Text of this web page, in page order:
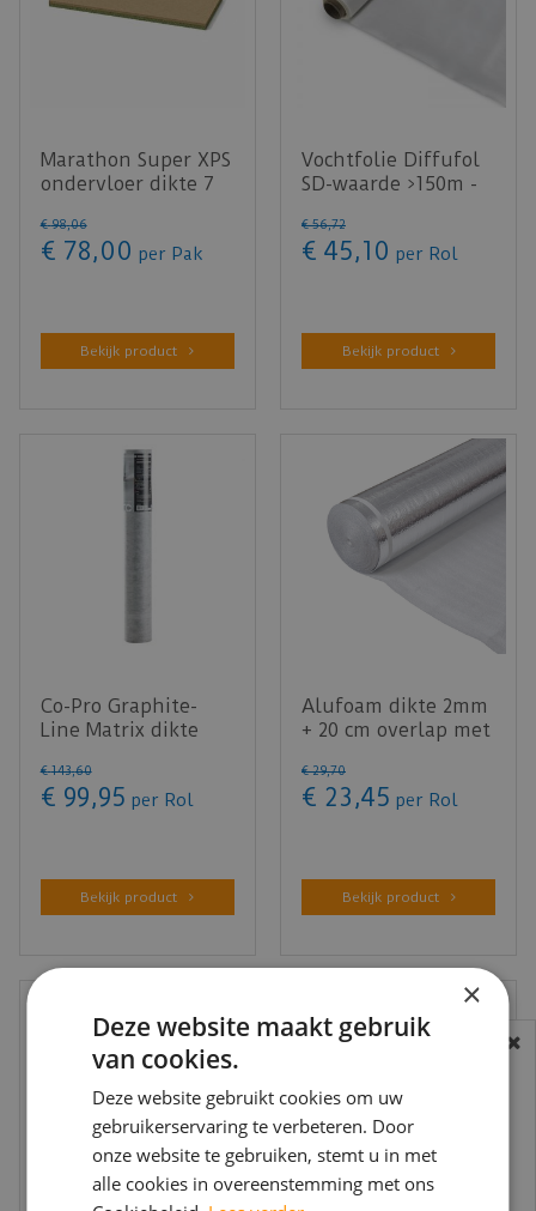
Marathon Super XPS
ondervloer dikte 7
5,31m²
€ 98,06
€ 78,00 per Pak
Bekijk product
Vochtfolie Diffufol
SD-waarde >150m -
€ 56,72
€ 45,10 per Rol
Bekijk product
Co-Pro Graphite-
Line Matrix dikte
€ 143,60
€ 99,95 per Rol
Bekijk product
Alufoam dikte 2mm
+ 20 cm overlap met
€ 29,70
€ 23 ,45 per Rol
Bekijk product
BEREIKBAARHEID
In verband met de vakantie periode zijn wij
t/m 14 augustus telefonisch helaas niet
bereikbaar.
Bestelling worden uiteraard verwerkt
×
Deze website maakt gebruik
van cookies.
Deze website gebruikt cookies om uw
gebruikerservaring te verbeteren. Door
onze website te gebruiken, stemt u in met
alle cookies in overeenstemming met ons